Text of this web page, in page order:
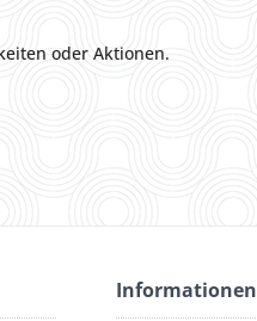
oder Aktionen.
Informationen